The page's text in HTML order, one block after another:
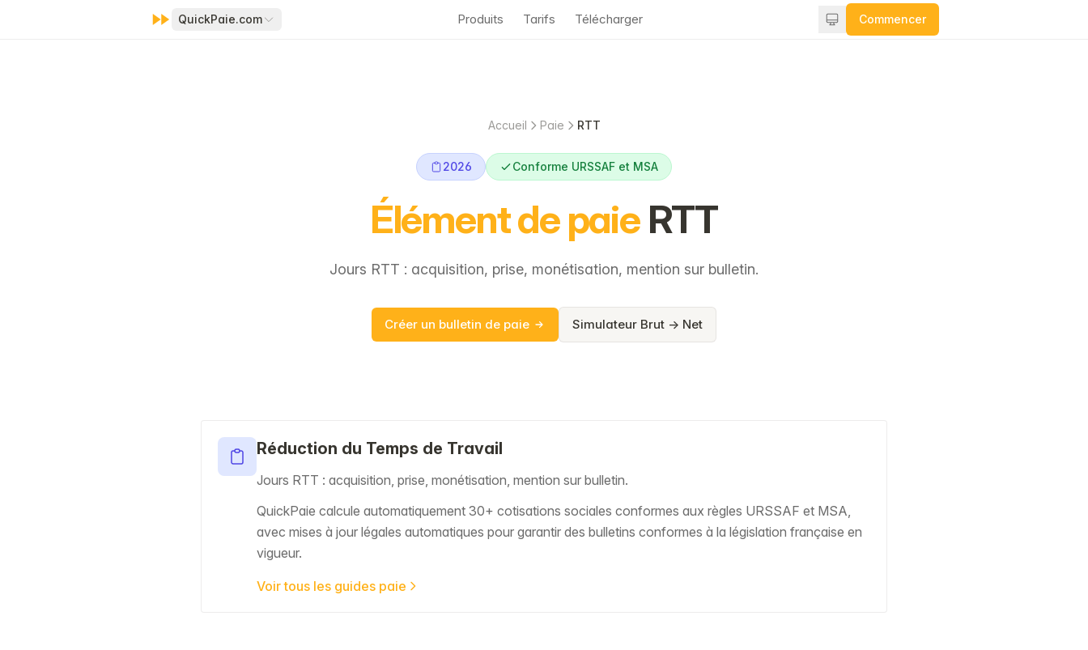
QuickPaie.com Produits Tarifs Télécharger Commencer
Accueil Paie RTT
2026 Conforme URSSAF et MSA
Élément de paieRTT
Jours RTT : acquisition, prise, monétisation, mention sur bulletin.
Créer un bulletin de paie Simulateur Brut → Net
Réduction du Temps de Travail
Jours RTT : acquisition, prise, monétisation, mention sur bulletin.
QuickPaie calcule automatiquement 30+ cotisations sociales conformes aux règles URSSAF et MSA,
avec mises à jour légales automatiques pour garantir des bulletins conformes à la législation française en
vigueur.
Voir tous les guides paie